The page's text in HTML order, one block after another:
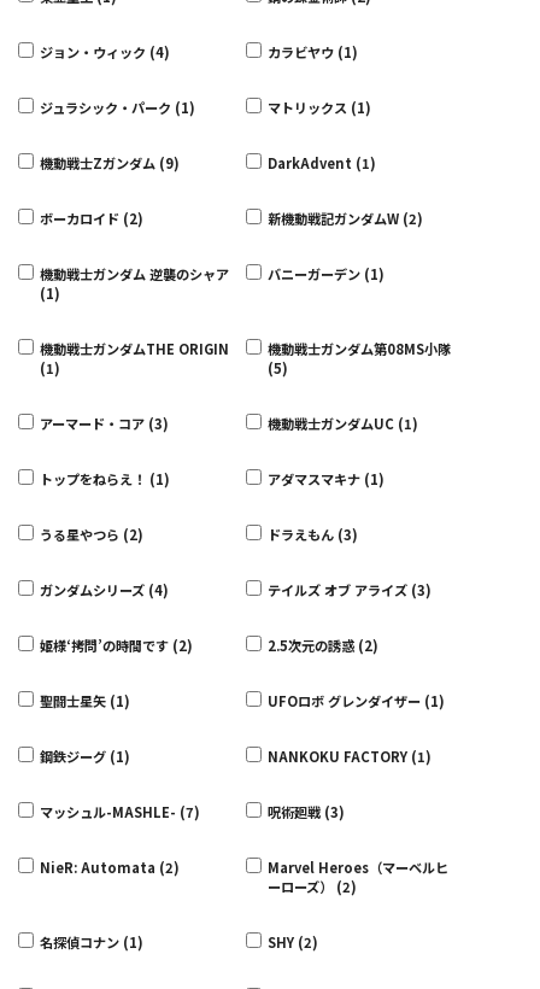
ジョン・ウィック (4) カラビヤウ (1)
ジュラシック・パーク (1) マトリックス (1)
機動戦士Zガンダム (9) DarkAdvent (1)
ボーカロイド (2) 新機動戦記ガンダムW (2)
機動戦士ガンダム 逆襲のシャア
(1)
バニーガーデン (1)
機動戦士ガンダムTHE ORIGIN
(1)
機動戦士ガンダム第08MS小隊
(5)
アーマード・コア (3) 機動戦士ガンダムUC (1)
トップをねらえ！ (1) アダマスマキナ (1)
うる星やつら (2) ドラえもん (3)
ガンダムシリーズ (4) テイルズ オブ アライズ (3)
姫様‘拷問’の時間です (2) 2.5次元の誘惑 (2)
聖闘士星矢 (1) UFOロボ グレンダイザー (1)
鋼鉄ジーグ (1) NANKOKU FACTORY (1)
マッシュル-MASHLE- (7) 呪術廻戦 (3)
NieR: Automata (2)
Marvel Heroes（マーベルヒ
ーローズ） (2)
名探偵コナン (1) SHY (2)